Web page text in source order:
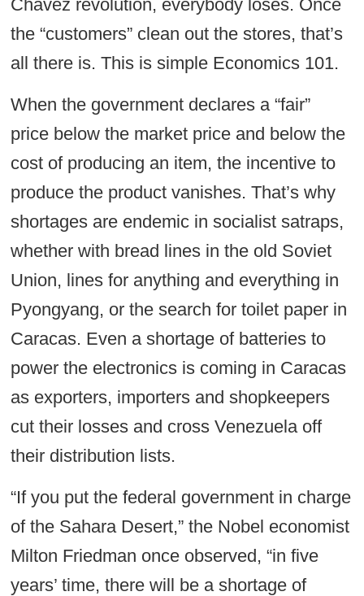
Chavez revolution, everybody loses. Once
the “customers” clean out the stores, that’s
all there is. This is simple Economics 101.
When the government declares a “fair”
price below the market price and below the
cost of producing an item, the incentive to
produce the product vanishes. That’s why
shortages are endemic in socialist satraps,
whether with bread lines in the old Soviet
Union, lines for anything and everything in
Pyongyang, or the search for toilet paper in
Caracas. Even a shortage of batteries to
power the electronics is coming in Caracas
as exporters, importers and shopkeepers
cut their losses and cross Venezuela off
their distribution lists.
“If you put the federal government in charge
of the Sahara Desert,” the Nobel economist
Milton Friedman once observed, “in five
years’ time, there will be a shortage of